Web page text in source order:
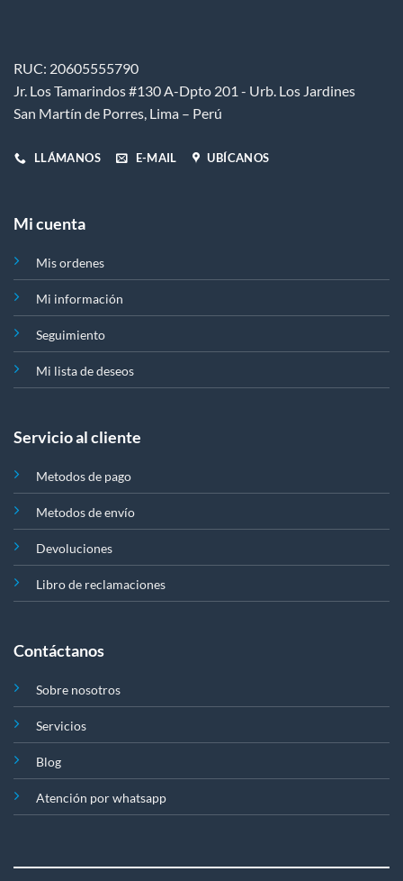
RUC: 20605555790
Jr. Los Tamarindos #130 A-Dpto 201 - Urb. Los Jardines
San Martín de Porres, Lima – Perú
LLÁMANOS E-MAIL UBÍCANOS
Mi cuenta
Mis ordenes
Mi información
Seguimiento
Mi lista de deseos
Servicio al cliente
Metodos de pago
Metodos de envío
Devoluciones
Libro de reclamaciones
Contáctanos
Sobre nosotros
Servicios
Blog
Atención por whatsapp